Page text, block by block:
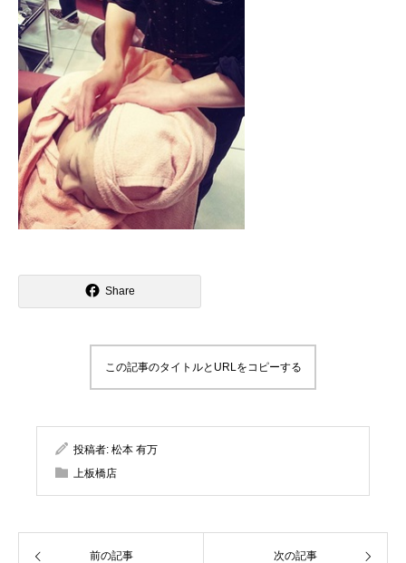
Share
この記事のタイトルとURLをコピーする
投稿者: 松本 有万
上板橋店
前の記事 次の記事